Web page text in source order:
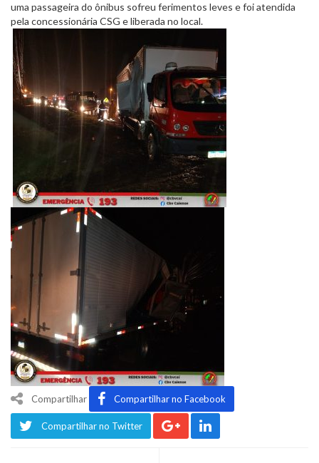
uma passageira do ônibus sofreu ferimentos leves e foi atendida
pela concessionária CSG e liberada no local.
Compartilhar Compartilhar no Facebook
Compartilhar no Twitter